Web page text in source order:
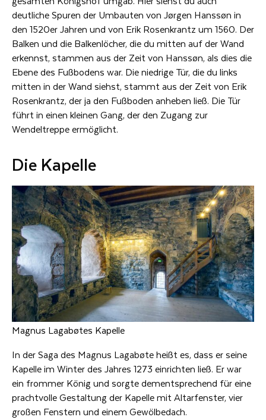
deutliche Spuren der Umbauten von Jørgen Hanssøn in
den 1520er Jahren und von Erik Rosenkrantz um 1560. Der
Balken und die Balkenlöcher, die du mitten auf der Wand
erkennst, stammen aus der Zeit von Hanssøn, als dies die
Ebene des Fußbodens war. Die niedrige Tür, die du links
mitten in der Wand siehst, stammt aus der Zeit von Erik
Rosenkrantz, der ja den Fußboden anheben ließ. Die Tür
führt in einen kleinen Gang, der den Zugang zur
Wendeltreppe ermöglicht.
Die Kapelle
Magnus Lagabøtes Kapelle
In der Saga des Magnus Lagabøte heißt es, dass er seine
Kapelle im Winter des Jahres 1273 einrichten ließ. Er war
ein frommer König und sorgte dementsprechend für eine
prachtvolle Gestaltung der Kapelle mit Altarfenster, vier
großen Fenstern und einem Gewölbedach.